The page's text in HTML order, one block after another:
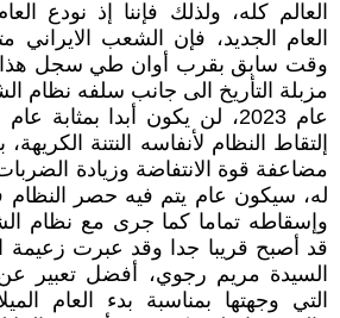
العام الجديد، فإن الشعب الايراني
وقت سابق بقرب أوان طي سجل هذا
مزبلة التأريخ الى جانب سلفه نظام
عام 2023، لن يکون أبدا بمثابة
إلتقاط النظام لأنفاسه النتنة
مضاعفة قوة الانتفاضة وزيادة
له، سيکون عام يتم فيه حصر النظام
وإسقاطه تماما کما جرى مع نظام
قد ‌أصبح قريبا جدا وقد عبرت زعيمة
السيدة مريم رجوي، أفضل تعبير
التي وجهتها بمناسبة بدء العام